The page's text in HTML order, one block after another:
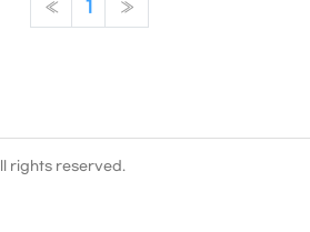
않으면 괜찮지만 ..
« 1 »
rights reserved.